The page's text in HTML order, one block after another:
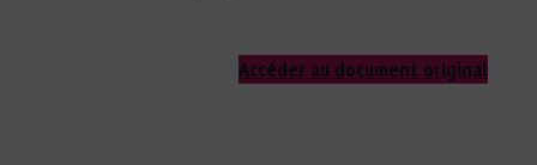
Accéder au document original